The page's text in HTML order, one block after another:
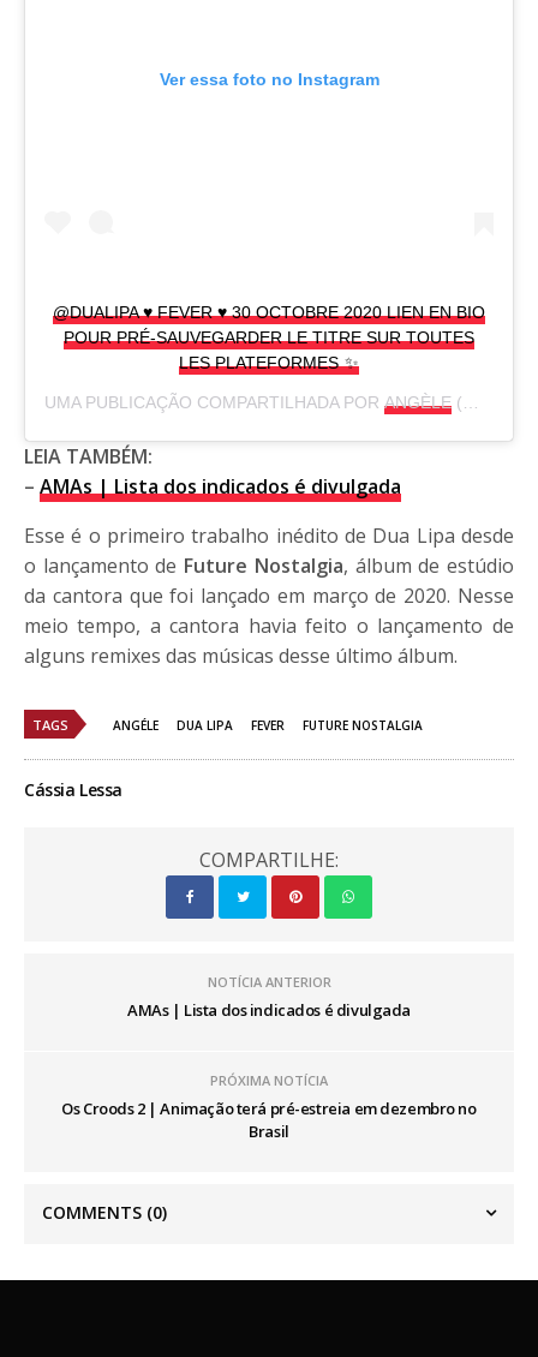
Ver essa foto no Instagram
@DUALIPA ♥️ FEVER ♥️ 30 OCTOBRE 2020 LIEN EN BIO
POUR PRÉ-SAUVEGARDER LE TITRE SUR TOUTES
LES PLATEFORMES ✨
UMA PUBLICAÇÃO COMPARTILHADA PORANGÈLE (@ANGELE_VL) EM
LEIA TAMBÉM:
–AMAs | Lista dos indicados é divulgada
Esse é o primeiro trabalho inédito de Dua Lipa desde
o lançamento de Future Nostalgia, álbum de estúdio
da cantora que foi lançado em março de 2020. Nesse
meio tempo, a cantora havia feito o lançamento de
alguns remixes das músicas desse último álbum.
TAGS ANGÉLE DUA LIPA FEVER FUTURE NOSTALGIA
Cássia Lessa
COMPARTILHE:
NOTÍCIA ANTERIOR
AMAs | Lista dos indicados é divulgada
PRÓXIMA NOTÍCIA
Os Croods 2 | Animação terá pré-estreia em dezembro no
Brasil
COMMENTS (0)